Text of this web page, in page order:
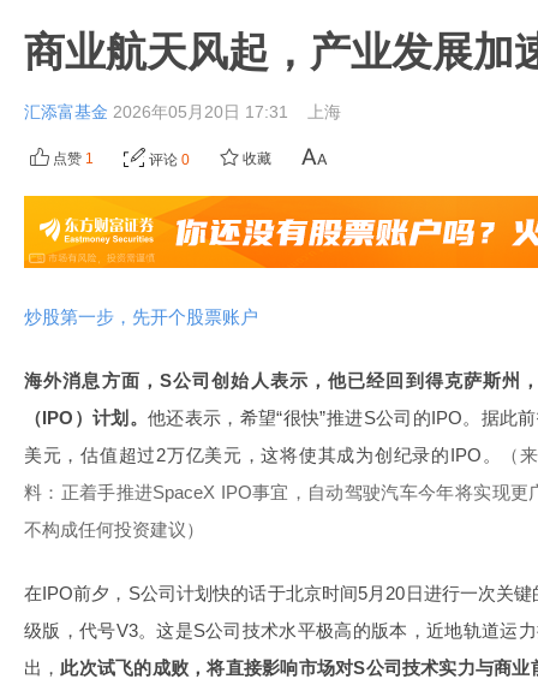
商业航天风起，产业发展加
汇添富基金 2026年05月20日 17:31 上海
点赞 1 评论 0 收藏
炒股第一步，先开个股票账户
海外消息方面，S公司创始人表示，他已经回到得克萨斯州
（IPO）计划。他还表示，希望“很快”推进S公司的IPO。据此
美元，估值超过2万亿美元，这将使其成为创纪录的IPO。
（
料：正着手推进SpaceX IPO事宜，自动驾驶汽车今年将实现
不构成任何投资建议）
在IPO前夕，S公司计划快的话于北京时间5月20日进行一次关
级版，代号V3。这是S公司技术水平极高的版本，近地轨道运
出， 此次试飞的成败，将直接影响市场对S公司技术实力与商